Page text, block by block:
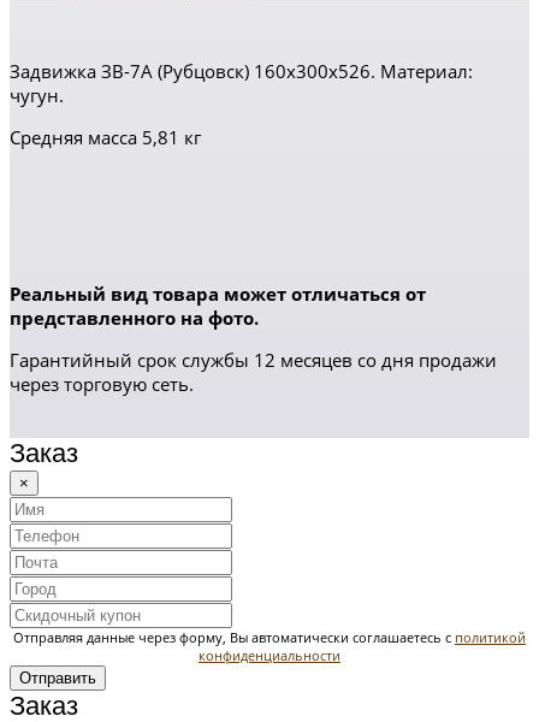
Задвижка ЗВ-7А (Рубцовск) 160х300х526. Материал:
чугун.
Средняя масса 5,81 кг
Реальный вид товара может отличаться от
представленного на фото.
Гарантийный срок службы 12 месяцев со дня продажи
через торговую сеть.
Заказ
×
Отправляя данные через форму, Вы автоматически соглашаетесь с политикой
конфиденциальности
Отправить
Заказ